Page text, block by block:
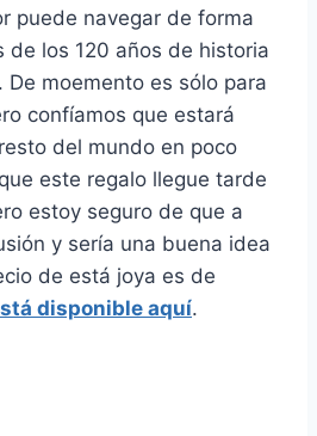
puede navegar de forma
de los 120 años de historia
moemento es sólo para
confíamos que estará
del mundo en poco
este regalo llegue tarde
estoy seguro de que a
y sería una buena idea
de está joya es de
disponible aquí.